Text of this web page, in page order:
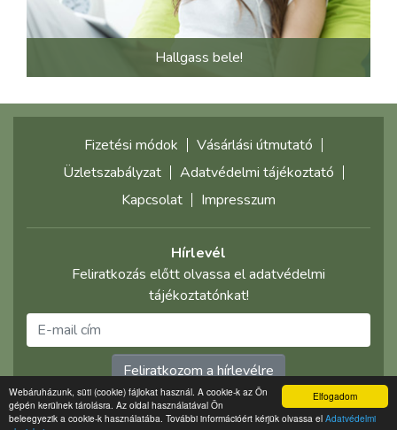
Elfogadom
Webáruházunk, süti (cookie) fájlokat használ. A cookie-k az Ön
gépén kerülnek tárolásra. Az oldal használatával Ön
beleegyezik a cookie-k használatába. További információért kérjük olvassa el Adatvédelmi
Hallgass bele!
Fizetési módok
Vásárlási útmutató
Üzletszabályzat
Adatvédelmi tájékoztató
Kapcsolat
Impresszum
Hírlevél
Feliratkozás előtt olvassa el adatvédelmi
tájékoztatónkat!
Feliratkozom a hírlevélre
©2021 multimediaplaza.com